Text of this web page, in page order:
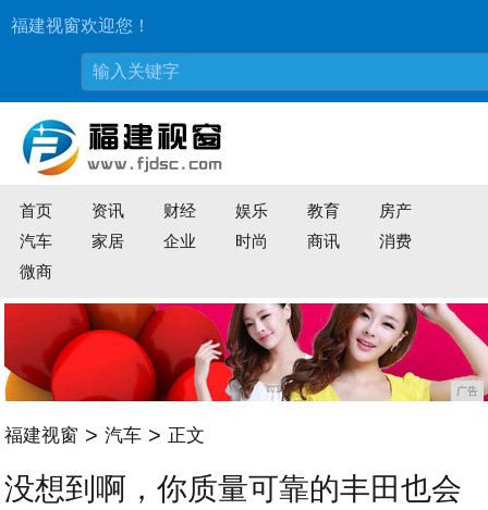
福建视窗欢迎您！
首页 资讯 财经 娱乐 教育
房产
汽车
家居 企业 时尚 商讯
消费
微商
广告
福建视窗 > 汽车 > 正文
没想到啊，你质量可靠的丰田也会